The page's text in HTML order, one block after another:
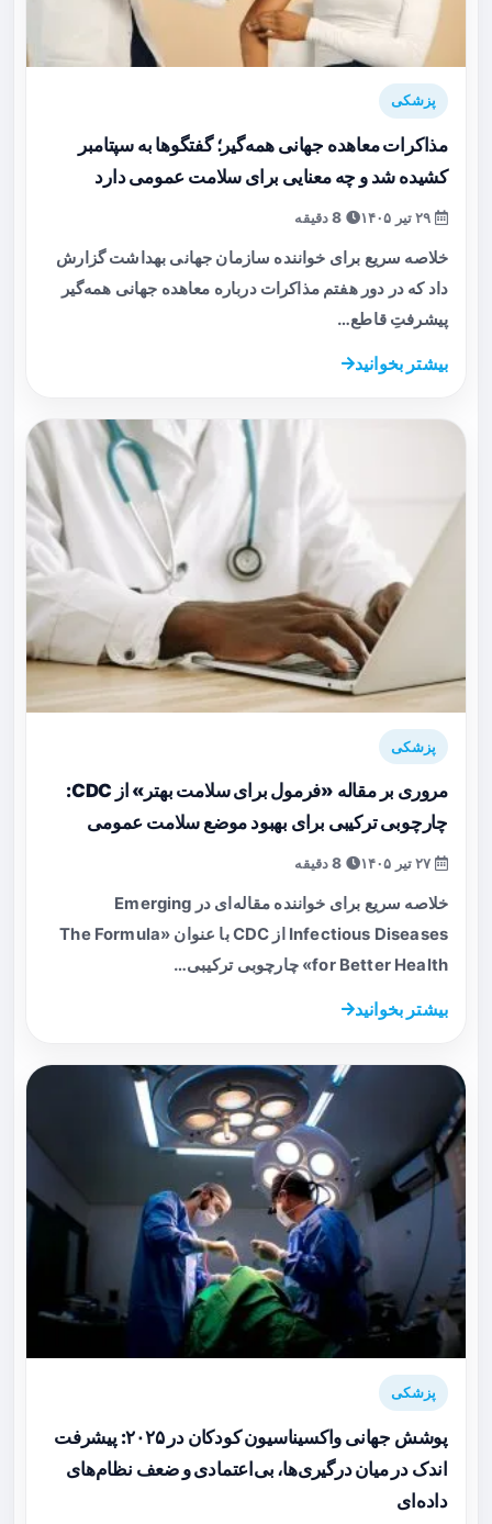
پزشکی
مذاکرات معاهده جهانی همه‌گیر؛ گفتگوها به سپتامبر
کشیده شد و چه معنایی برای سلامت عمومی دارد
خلاصه سریع برای خواننده سازمان جهانی بهداشت گزارش
داد که در دور هفتم مذاکرات درباره معاهده جهانی همه‌گیر
پیشرفتِ قاطع…
بیشتر بخوانید
پزشکی
مروری بر مقاله «فرمول برای سلامت بهتر» از CDC:
چارچوبی ترکیبی برای بهبود موضع سلامت عمومی
خلاصه سریع برای خواننده مقاله‌ای در Emerging
Infectious Diseases از CDC با عنوان «The Formula
for Better Health» چارچوبی ترکیبی…
بیشتر بخوانید
پزشکی
پوشش جهانی واکسیناسیون کودکان در ۲۰۲۵: پیشرفت
اندک در میان درگیری‌ها، بی‌اعتمادی و ضعف نظام‌های
داده‌ای